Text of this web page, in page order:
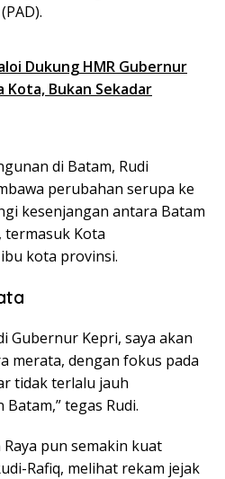
Dukung HMR Gubernur
Kota, Bukan Sekadar
di Batam, Rudi
perubahan serupa ke
kesenjangan antara Batam
termasuk Kota
kota provinsi.
Gubernur Kepri, saya akan
merata, dengan fokus pada
tidak terlalu jauh
tegas Rudi.
pun semakin kuat
Rafiq, melihat rekam jejak